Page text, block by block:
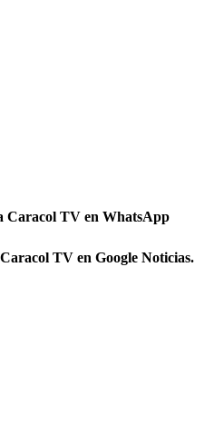
Caracol TV en WhatsApp
TV en Google Noticias.